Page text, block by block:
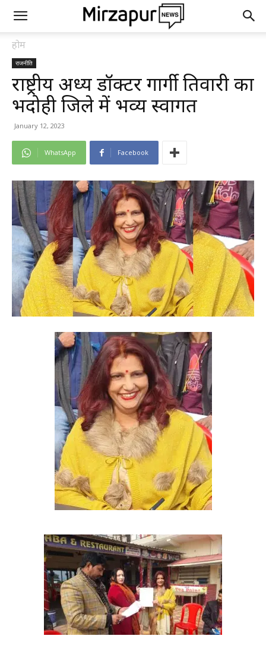
होम
राजनीति
राष्ट्रीय अध्यक्ष डॉक्टर गार्गी तिवारी का
भदोही जिले में भव्य स्वागत
January 12, 2023
WhatsApp Facebook